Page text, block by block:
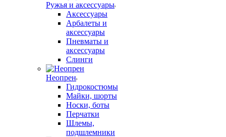
Ружья и аксессуары
Аксессуары
Арбалеты и
аксессуары
Пневматы и
аксессуары
Слинги
Неопрен
Гидрокостюмы
Майки, шорты
Носки, боты
Перчатки
Шлемы,
подшлемники